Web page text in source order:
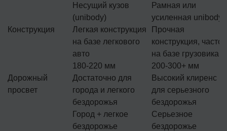
Конструкция
Несущий кузов
(unibody)
Легкая конструкция
на базе легкового
авто
Рамная или
усиленная unibody
Прочная
конструкция, часто
на базе грузовика
Дорожный
просвет
180-220 мм
Достаточно для
города и легкого
бездорожья
200-300+ мм
Высокий клиренс
для серьезного
бездорожья
Город + легкое
бездорожье
Серьезное
бездорожье